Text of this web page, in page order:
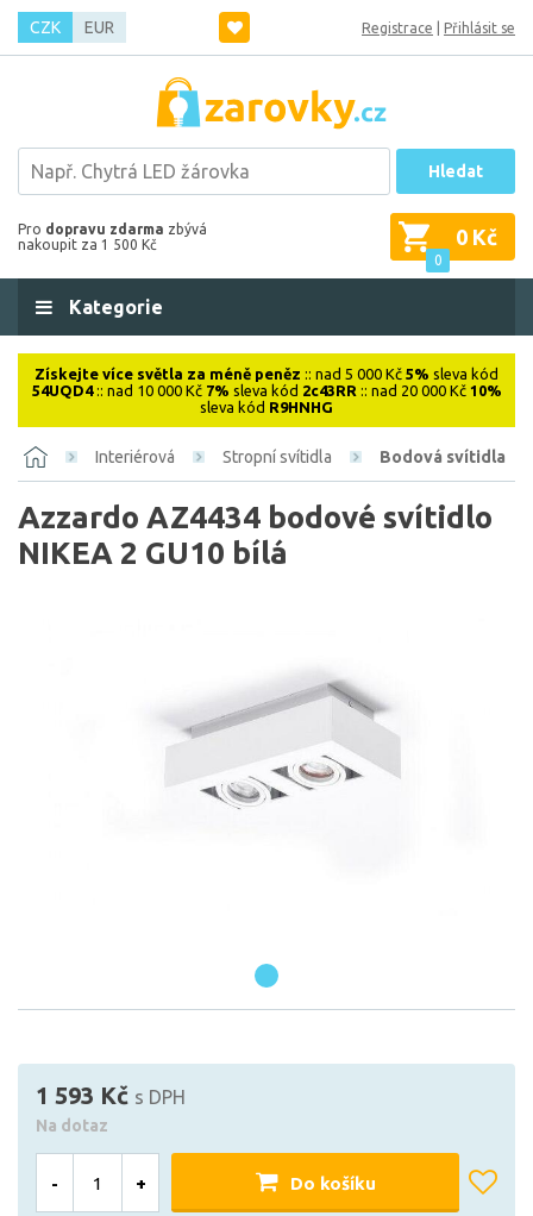
CZK EUR Registrace Přihlásit se
Hledat
Pro dopravu zdarma zbývá
nakoupit za 1 500 Kč
0
0 Kč
Kategorie
Získejte více světla za méně peněz :: nad 5 000 Kč 5% sleva kód
54UQD4:: nad 10 000 Kč 7% sleva kód 2c43RR :: nad 20 000 Kč 10%
sleva kód R9HNHG
Interiérová Stropní svítidla Bodová svítidla
Azzardo AZ4434 bodové svítidlo
NIKEA 2 GU10 bílá
1 593 Kč s DPH
Na dotaz
- + Do košíku